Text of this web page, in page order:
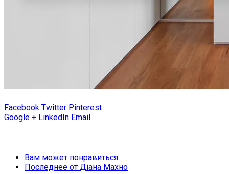
Facebook Twitter Pinterest
Google + LinkedIn Email
Вам может понравиться
Последнее от Діана Махно